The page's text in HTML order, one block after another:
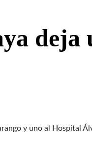
y uno al Hospital